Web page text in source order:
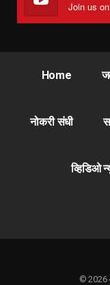
Join us
Home
नोकरी संधी
व्हिडिओ
© 2026